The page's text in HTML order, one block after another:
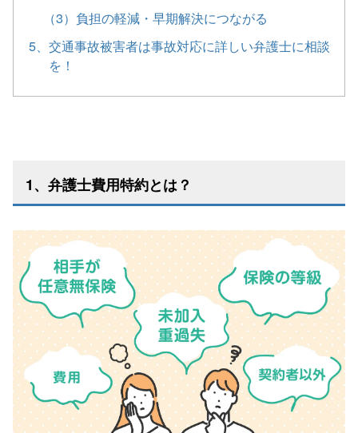
（3）負担の軽減・早期解決につながる
5、交通事故被害者は事故対応に詳しい弁護士に相談
を！
1、弁護士費用特約とは？